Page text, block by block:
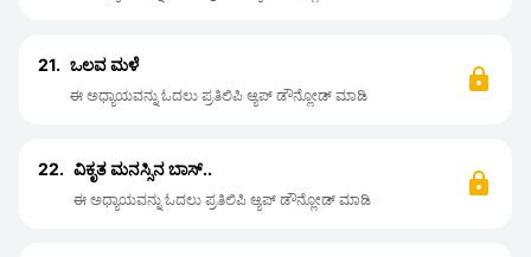
21. ಒಲವ ಮಳೆ
ಈ ಅಧ್ಯಾಯವನ್ನು ಓದಲು ಪ್ರತಿಲಿಪಿ ಆ್ಯಪ್ ಡೌನ್ಲೋಡ್ ಮಾಡಿ
22. ವಿಕೃತ ಮನಸ್ಸಿನ ಬಾಸ್..
ಈ ಅಧ್ಯಾಯವನ್ನು ಓದಲು ಪ್ರತಿಲಿಪಿ ಆ್ಯಪ್ ಡೌನ್ಲೋಡ್ ಮಾಡಿ